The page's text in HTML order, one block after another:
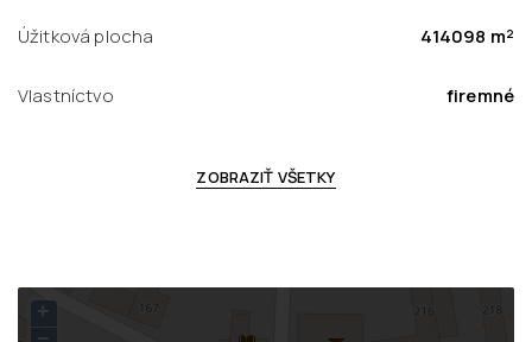
Úžitková plocha 414098 m²
Vlastníctvo firemné
ZOBRAZIŤ VŠETKY
+